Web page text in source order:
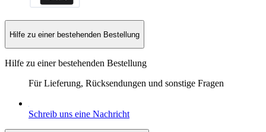
Hilfe zu einer bestehenden Bestellung
Hilfe zu einer bestehenden Bestellung
Für Lieferung, Rücksendungen und sonstige Fragen
Schreib uns eine Nachricht